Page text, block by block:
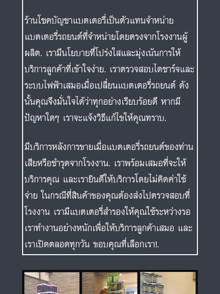
ร้านโชคบัญชาแบตเตอรี่เป็นตัวแทนจำหน่าย
แบตเตอรี่รถยนต์ที่จำหน่ายโดยตรงจากโรงงานผู้
ผลิต. เรามีนโยบายที่โปร่งใสและมุ่งเน้นการให้
บริการลูกค้าที่เข้าใจง่าย. เราตรวจสอบไดชาร์จและ
ระบบไฟฟ้าเสมอเมื่อเปลี่ยนแบตเตอรี่รถยนต์ ดัง
นั้นคุณจึงมั่นใจได้ว่าทุกอย่างเรียบร้อยดี หากมี
ปัญหาใดๆ เราจะแจ้งวิธีแก้ไขให้คุณทราบ.
มีบริการหลังการขายเมื่อแบตเตอรี่รถยนต์ของท่าน
เสียหรือชำรุดจากโรงงาน. เราพร้อมเสมอที่จะให้
บริการคุณ และเรายินดีให้บริการโดยไม่คิดค่าใช้
จ่าย ในกรณีที่สินค้าของคุณต้องส่งไปตรวจสอบที่
โรงงาน เรามีแบตเตอรี่สำรองให้คุณใช้ระหว่างรอ
เราทำงานอย่างหนักเพื่อให้บริการลูกค้าเสมอ และ
เราเปิดตลอดทุกวัน ขอบคุณที่เลือกเรา!.